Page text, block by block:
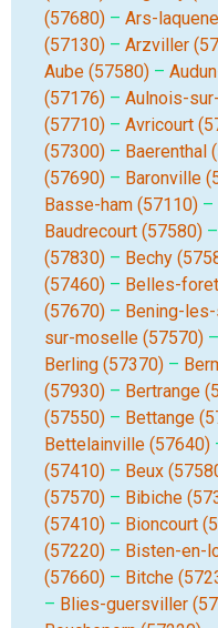
(57680) – Ars-
(57130) – Arzviller
Aube (57580) –
(57176) – Aulnois-
(57710) – Avricourt
(57300) – Baerenthal
(57690) – Baronville
Basse-ham (57110) –
Baudrecourt (57580) –
(57830) – Bechy
(57460) – Belles-
(57670) – Bening-
sur-moselle (57570) –
Berling (57370) –
(57930) – Bertrange
(57550) – Bettange
Bettelainville (57640)
(57410) – Beux
(57570) – Bibiche
(57410) – Bioncourt
(57220) – Bisten-en-
(57660) – Bitche
– Blies-guersviller